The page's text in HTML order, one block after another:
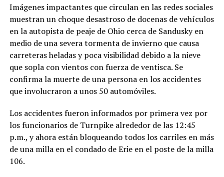
Imágenes impactantes que circulan en las redes sociales
muestran un choque desastroso de docenas de vehículos
en la autopista de peaje de Ohio cerca de Sandusky en
medio de una severa tormenta de invierno que causa
carreteras heladas y poca visibilidad debido a la nieve
que sopla con vientos con fuerza de ventisca. Se
confirma la muerte de una persona en los accidentes
que involucraron a unos 50 automóviles.
Los accidentes fueron informados por primera vez por
los funcionarios de Turnpike alrededor de las 12:45
p.m., y ahora están bloqueando todos los carriles en más
de una milla en el condado de Erie en el poste de la milla
106.